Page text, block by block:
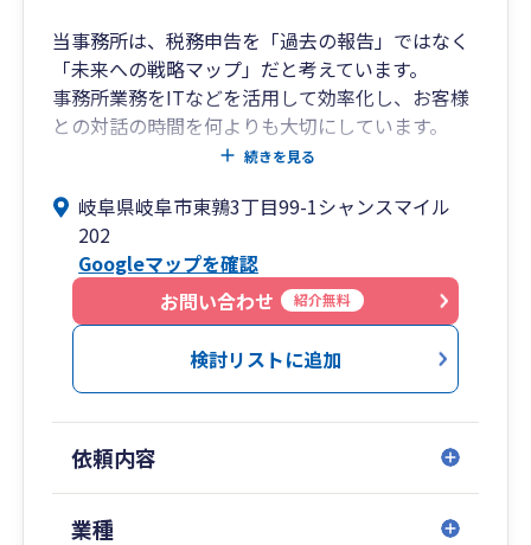
当事務所は、税務申告を「過去の報告」ではなく
「未来への戦略マップ」だと考えています。
事務所業務をITなどを活用して効率化し、お客様
との対話の時間を何よりも大切にしています。
決算書から会社の健康状態を読み解き、黒字化へ
抱える漠然とした不安を、具体的な次の一手へと
変えるお手伝いをします。
【当事務所の3つの約束】
①未来志向の経営サポート
分かりやすい月次レポートで経営状況を「見える
化」。黒字化に向けた具体的な目標設定や資金繰
②何でも話せる「伴走型」パートナー
税金の話はもちろん、事業の悩みからプライベー
トなことまで。何でもざっくばらんに話せる、温
続きを見る
岐阜県岐阜市東鶉3丁目99-1シャンスマイル
202
Googleマップを確認
お問い合わせ
紹介無料
検討リストに追加
依頼内容
業種